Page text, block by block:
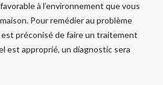
à l’environnement que vous
Pour remédier au problème
est préconisé de faire un traitement
est approprié, un diagnostic sera